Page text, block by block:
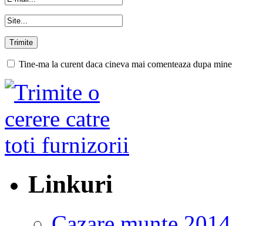
Tine-ma la curent daca cineva mai comenteaza dupa mine
Linkuri